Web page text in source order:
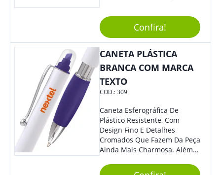
Sua Marca Com Muito Estilo E
Acrescentar Ainda Mais
Praticidade À Eventos E Feiras
De Exposição.
Confira!
CANETA PLÁSTICA
BRANCA COM MARCA
TEXTO
COD.:309
Caneta Esferográfica De
Plástico Resistente, Com
Design Fino E Detalhes
Cromados Que Fazem Da Peça
Ainda Mais Charmosa. Além
Seu Acionamento É Por Giro.